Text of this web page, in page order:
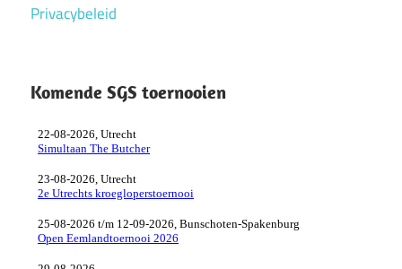
Privacybeleid
Komende SGS toernooien